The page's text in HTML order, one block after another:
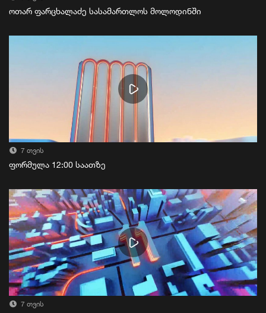
ოთარ ფარცხალაძე სასამართლოს მოლოდინში
7 თვის
ფორმულა 12:00 საათზე
7 თვის